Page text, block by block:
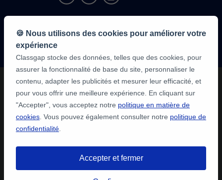
9,6/10
avis
🍪 Nous utilisons des cookies pour améliorer votre
expérience
Classgap stocke des données, telles que des cookies, pour
assurer la fonctionnalité de base du site, personnaliser le
contenu, adapter les publicités et mesurer leur efficacité, et
pour vous offrir une meilleure expérience. En cliquant sur
"Accepter", vous acceptez notre politique en matière de
cookies . Vous pouvez également consulter notre politique de
confidentialité
Accepter et fermer